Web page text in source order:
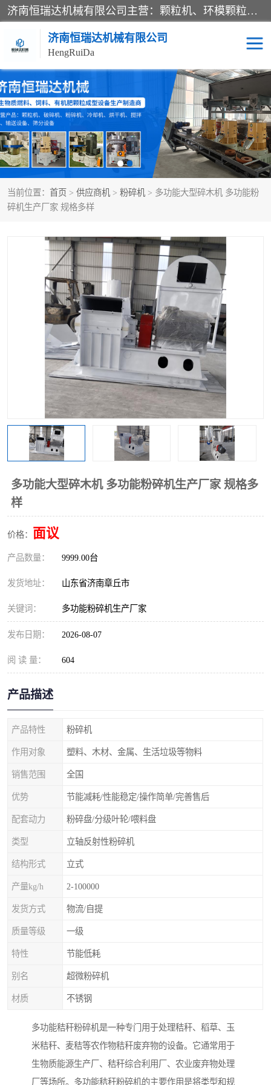
济南恒瑞达机械有限公司主营：颗粒机、环模颗粒机、平模颗粒机、粉碎机、滚筒筛分机、冷却机、颗粒燃烧机、生物质颗粒机、木屑颗粒机、秸秆颗粒机、饲料颗粒机、燃料颗粒机、木材粉碎机、秸秆粉碎机、饲料粉碎机、颗粒冷却机、锯末滚筒筛、锤片粉碎机、滚筒筛、搅拌机等产品。
济南恒瑞达机械有限公司
HengRuiDa
当前位置： 首页 > 供应商机 > 粉碎机 > 多功能大型碎木机 多功能粉
碎机生产厂家 规格多样
多功能大型碎木机 多功能粉碎机生产厂家 规格多
样
价格： 面议
产品数量： 9999.00台
发货地址： 山东省济南章丘市
关键词： 多功能粉碎机生产厂家
发布日期： 2026-08-07
阅 读 量： 604
产品描述
产品特性 粉碎机
作用对象 塑料、木材、金属、生活垃圾等物料
销售范围 全国
优势 节能减耗/性能稳定/操作简单/完善售后
配套动力 粉碎盘/分级叶轮/喂料盘
类型 立轴反射性粉碎机
结构形式 立式
产量kg/h 2-100000
发货方式 物流/自提
质量等级 一级
特性 节能低耗
别名 超微粉碎机
材质 不锈钢
多功能秸秆粉碎机是一种专门用于处理秸秆、稻草、玉
米秸秆、麦秸等农作物秸秆废弃物的设备。它通常用于
生物质能源生产厂、秸秆综合利用厂、农业废弃物处理
厂等场所。多功能秸秆粉碎机的主要作用是将类型和规
颗粒机 环模颗粒机
平模颗粒机 生物质颗粒机
秸秆颗粒机 饲料颗粒机
燃料颗粒机 木屑颗粒机
木材粉碎机 锤片粉碎机
搅拌机 冷却机
颗粒冷却机 颗粒燃烧机
滚筒筛 滚筒筛分机
锯末滚筒筛